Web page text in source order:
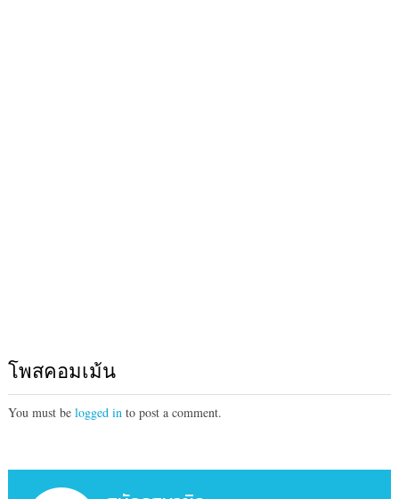
โพสคอมเม้น
You must be logged into post a comment.